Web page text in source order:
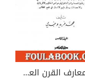
دائرة معارف القرن العشرين - المجلد الخامس